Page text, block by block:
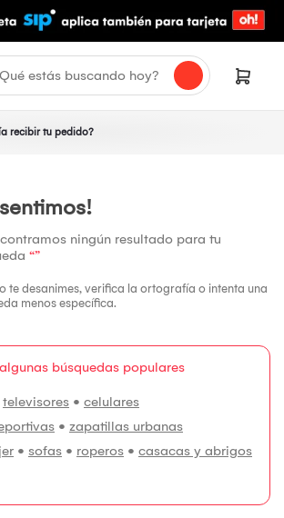
recibir tu pedido?
sentimos!
ningún resultado para tu
“”
te desanimes, verifica la ortografía o intenta una
menos específica.
búsquedas populares
televisores • celulares
• zapatillas urbanas
• sofas • roperos • casacas y abrigos